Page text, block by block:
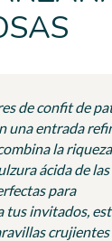
de confit de
una entrada
la
ácida de las
para
tus invitados,
crujientes